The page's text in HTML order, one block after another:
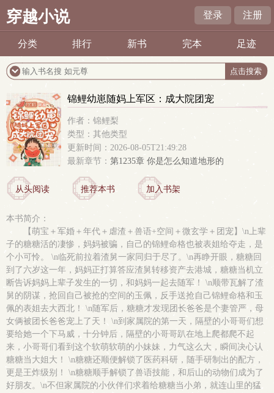
穿越小说 登录 注册
分类 排行 新书 完本 足迹
锦鲤幼崽随妈上军区：成大院团宠
作者：锦鲤梨
类型：其他类型
更新时间：2026-08-05T21:49:28
最新章节： 第1235章 你是怎么知道地形的
从头阅读 推荐本书 加入书架
本书简介：
【萌宝＋军婚＋年代＋虐渣＋兽语+空间＋微玄学＋团宠】\n上辈
子的糖糖活的凄惨，妈妈被骗，自己的锦鲤命格也被表姐给夺走，是
个小可怜。 \n临死前拉着渣舅一家同归于尽了。\n再睁开眼，糖糖回
到了六岁这一年，妈妈正打算答应渣舅转移资产去港城，糖糖当机立
断告诉妈妈上辈子发生的一切，和妈妈一起去随军！ \n顺带瓦解了渣
舅的阴谋，抢回自己被抢的空间的玉佩，反手送抢自己锦鲤命格和玉
佩的表姐去大西北！ \n随军后，糖糖才发现团长爸爸是个妻管严，母
女俩被团长爸爸宠上了天！ \n到家属院的第一天，隔壁的小哥哥们想
要给她一个下马威，十分钟后，隔壁的小哥哥趴在地上爬都爬不起
来，小哥哥们看到这个软萌软萌的小妹妹，力气这么大，瞬间决心认
糖糖当大姐大！ \n糖糖还顺便解锁了医药科研，随手研制出的配方，
更是王炸级别！ \n糖糖顺手解锁了兽语技能，和后山的动物们成为了
好朋友。\n不但家属院的小伙伴们求着给糖糖当小弟，就连山里的猛